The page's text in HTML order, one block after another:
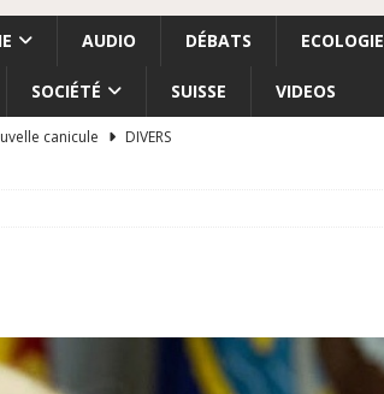
AUDIO DÉBATS ECOLOGIE
SOCIÉTÉ SUISSE VIDEOS
canicule
DIVERS
nettoyage ethnique en Cisjordanie et à Gaza
ETATS-UNIS